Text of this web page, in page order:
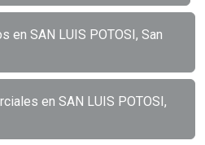
en SAN LUIS POTOSI, San
en SAN LUIS POTOSI,